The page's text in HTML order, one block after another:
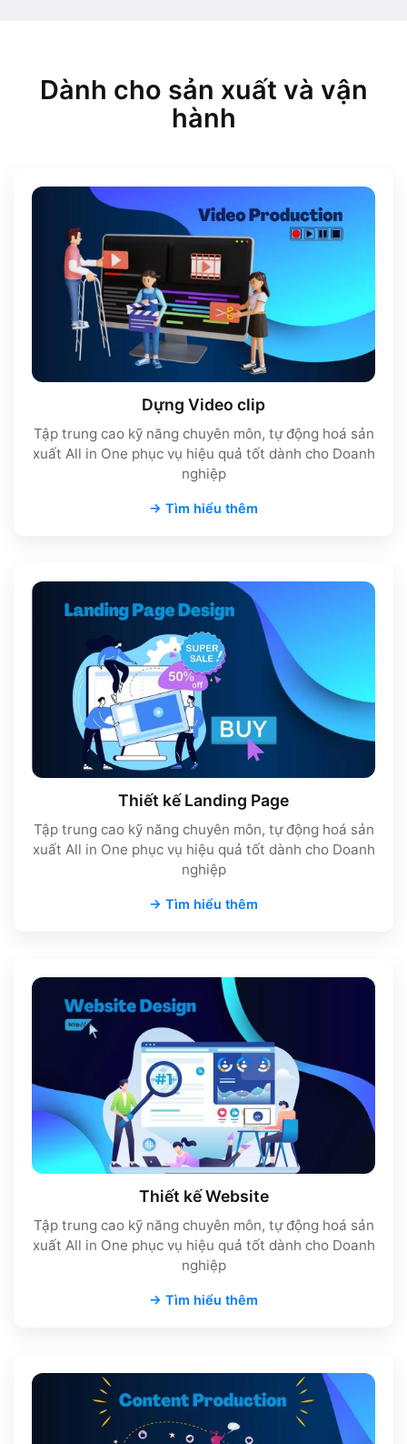
Dành cho sản xuất và vận
hành
Dựng Video clip
Tập trung cao kỹ năng chuyên môn, tự động hoá sản
xuất All in One phục vụ hiệu quả tốt dành cho Doanh
nghiệp
→ Tìm hiểu thêm
Thiết kế Landing Page
Tập trung cao kỹ năng chuyên môn, tự động hoá sản
xuất All in One phục vụ hiệu quả tốt dành cho Doanh
nghiệp
→ Tìm hiểu thêm
Thiết kế Website
Tập trung cao kỹ năng chuyên môn, tự động hoá sản
xuất All in One phục vụ hiệu quả tốt dành cho Doanh
nghiệp
→ Tìm hiểu thêm